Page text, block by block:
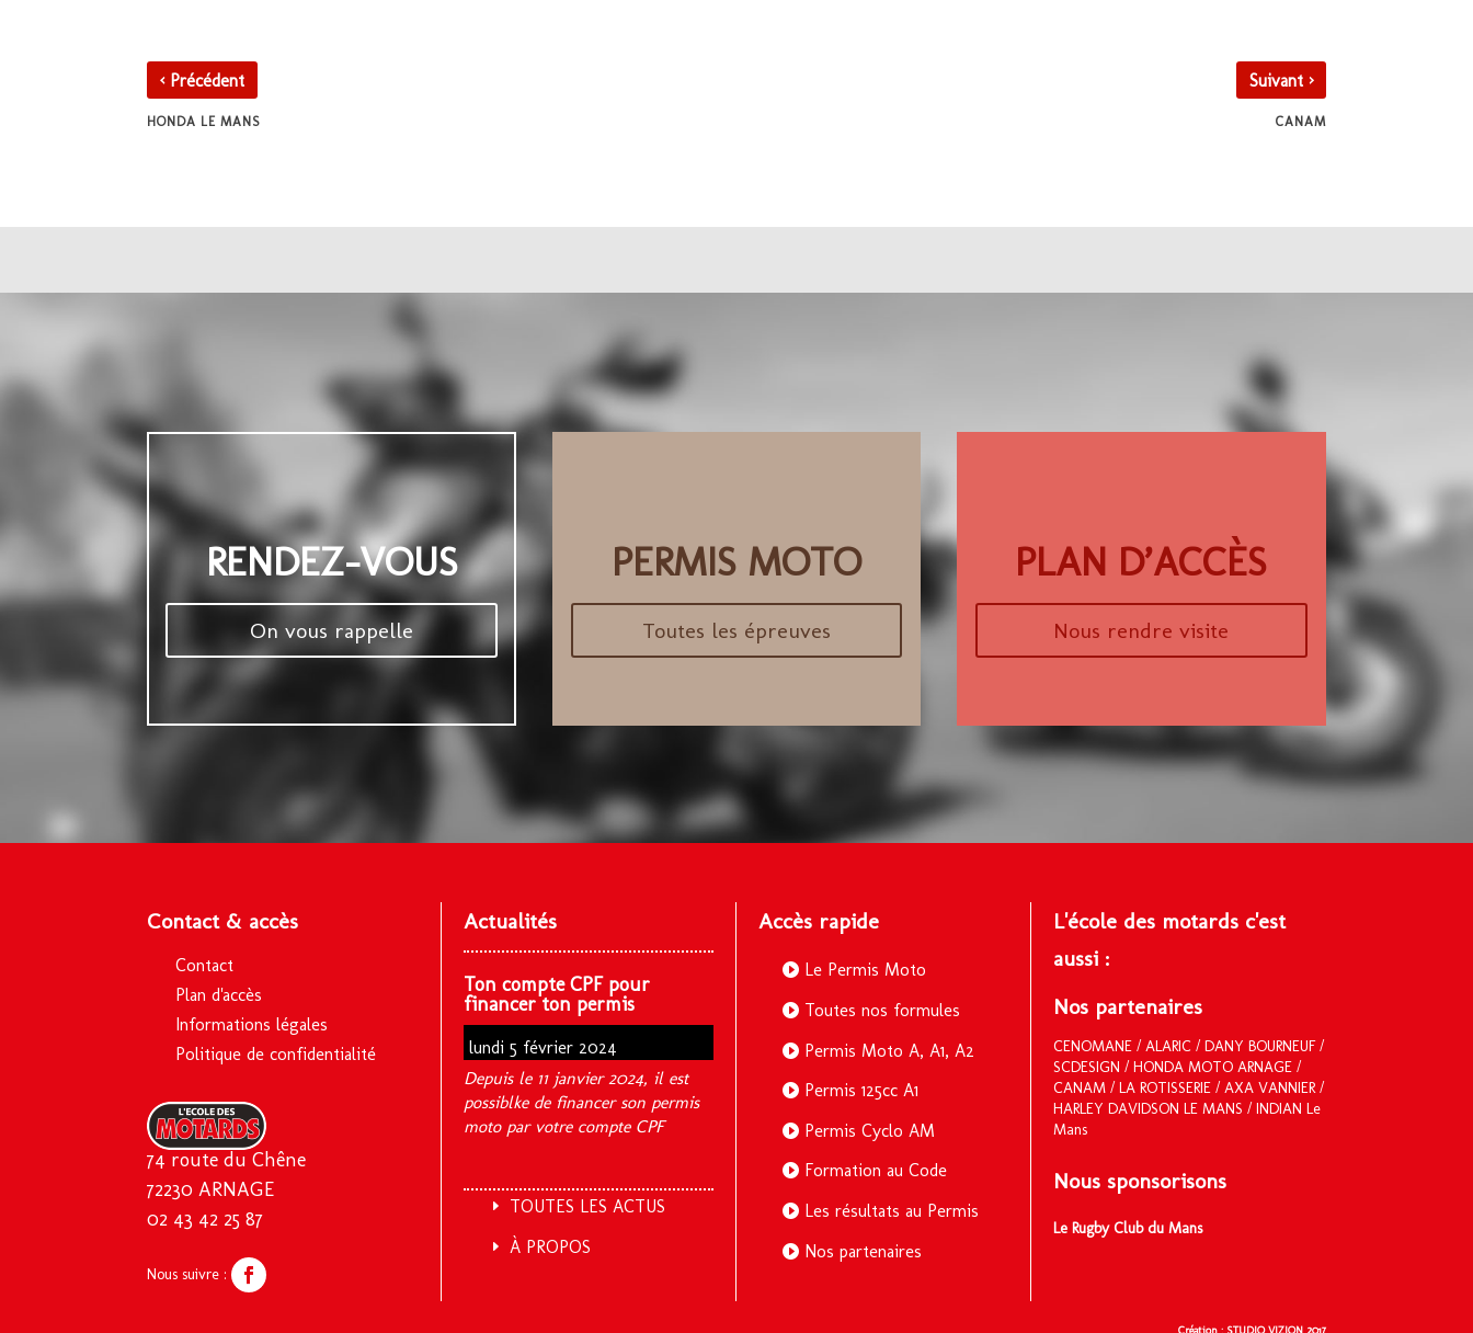
‹Précédent
HONDA LE MANS
Suivant ›
CANAM
RENDEZ-VOUS
On vous rappelle
PERMIS MOTO
Toutes les épreuves
PLAN D’ACCÈS
Nous rendre visite
Contact & accès
Contact
Plan d'accès
Informations légales
Politique de confidentialité
74 route du Chêne
72230 ARNAGE
02 43 42 25 87
Actualités
Ton compte CPF pour
financer ton permis
lundi 5 février 2024
Depuis le 11 janvier 2024, il est
possiblke de financer son permis
moto par votre compte CPF
TOUTES LES ACTUS
À PROPOS
Accès rapide
Le Permis Moto
Toutes nos formules
Permis Moto A, A1, A2
Permis 125cc A1
Permis Cyclo AM
Formation au Code
Les résultats au Permis
Nos partenaires
L'école des motards c'est
aussi :
Nos partenaires
CENOMANE/ALARIC /DANY BOURNEUF/
SCDESIGN /HONDA MOTO ARNAGE/
CANAM / LA ROTISSERIE /AXA VANNIER/
HARLEY DAVIDSON LE MANS /INDIAN Le
Mans
Nous sponsorisons
Le Rugby Club du Mans